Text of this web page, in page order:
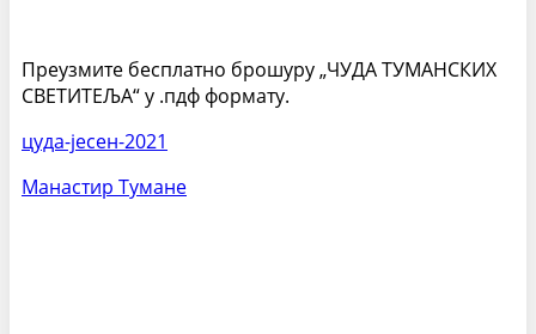
Преузмите бесплатно брошуру „ЧУДА ТУМАНСКИХ
СВЕТИТЕЉА“ у .пдф формату.
цуда-јесен-2021
Манастир Тумане